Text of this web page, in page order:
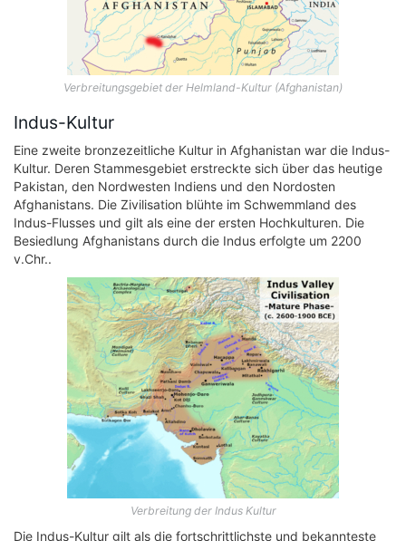
Verbreitungsgebiet der Helmland-Kultur (Afghanistan)
Indus-Kultur
Eine zweite bronzezeitliche Kultur in Afghanistan war die Indus-
Kultur. Deren Stammesgebiet erstreckte sich über das heutige
Pakistan, den Nordwesten Indiens und den Nordosten
Afghanistans. Die Zivilisation blühte im Schwemmland des
Indus-Flusses und gilt als eine der ersten Hochkulturen. Die
Besiedlung Afghanistans durch die Indus erfolgte um 2200
v.Chr..
Verbreitung der Indus Kultur
Die Indus-Kultur gilt als die fortschrittlichste und bekannteste